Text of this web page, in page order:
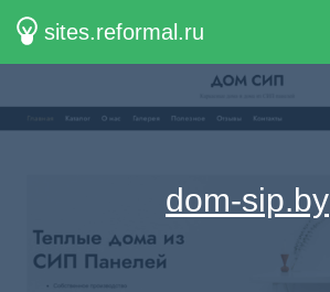
sites.reformal.ru
dom-sip.by